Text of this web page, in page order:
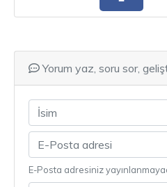
Yorum yaz, soru sor,
E-Posta adresiniz